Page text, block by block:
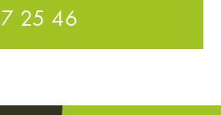
25 46